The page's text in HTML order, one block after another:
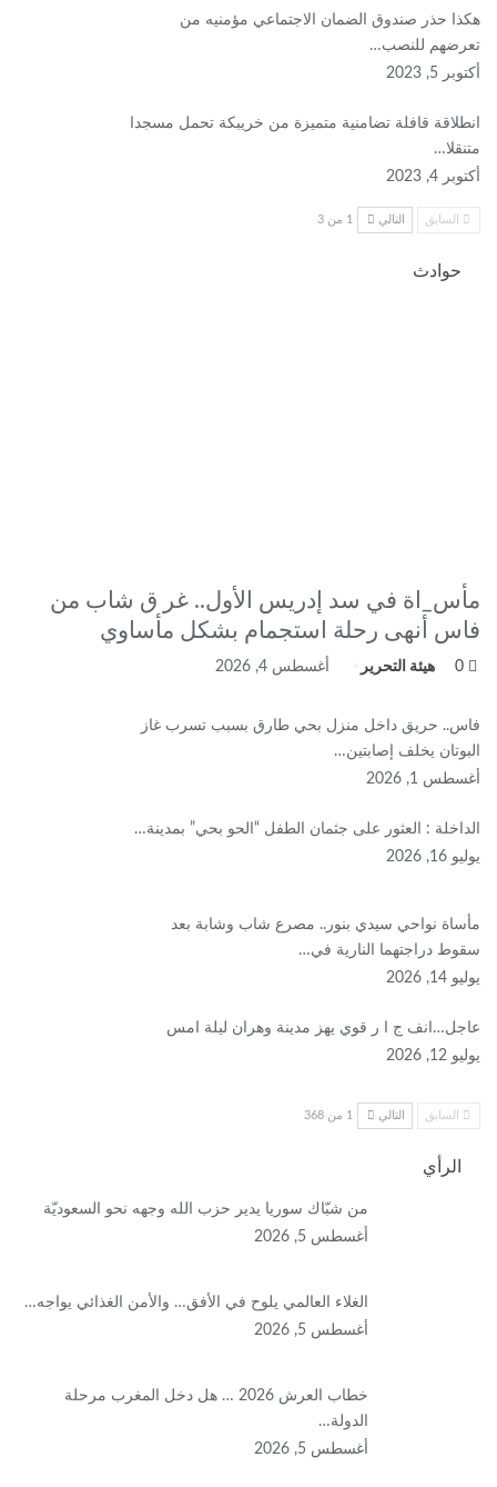
هكذا حذر صندوق الضمان الاجتماعي مؤمنيه من
تعرضهم للنصب…
أكتوبر 5, 2023
انطلاقة قافلة تضامنية متميزة من خريبكة تحمل مسجدا
متنقلا…
أكتوبر 4, 2023
السابق التالي 1 من 3
حوادث
مأس_اة في سد إدريس الأول.. غر ق شاب من
فاس أنهى رحلة استجمام بشكل مأساوي
هيئة التحرير أغسطس 4, 2026
فاس.. حريق داخل منزل بحي طارق بسبب تسرب غاز
البوتان يخلف إصابتين…
أغسطس 1, 2026
​الداخلة : العثور على جثمان الطفل “الحو بحي” بمدينة…
يوليو 16, 2026
مأساة نواحي سيدي بنور.. مصرع شاب وشابة بعد
سقوط دراجتهما النارية في…
يوليو 14, 2026
عاجل…انف ج ا ر قوي يهز مدينة وهران ليلة امس
يوليو 12, 2026
السابق التالي 1 من 368
الرأي
من شبّاك سوريا يدير حزب الله وجهه نحو السعوديّة
أغسطس 5, 2026
الغلاء العالمي يلوح في الأفق… والأمن الغذائي يواجه…
أغسطس 5, 2026
خطاب العرش 2026 … هل دخل المغرب مرحلة
الدولة…
أغسطس 5, 2026